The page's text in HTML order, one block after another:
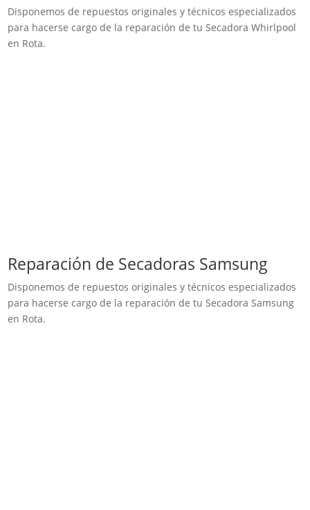
Disponemos de repuestos originales y técnicos especializados
para hacerse cargo de la reparación de tu Secadora Whirlpool
en Rota.
Reparación de Secadoras Samsung
Disponemos de repuestos originales y técnicos especializados
para hacerse cargo de la reparación de tu Secadora Samsung
en Rota.